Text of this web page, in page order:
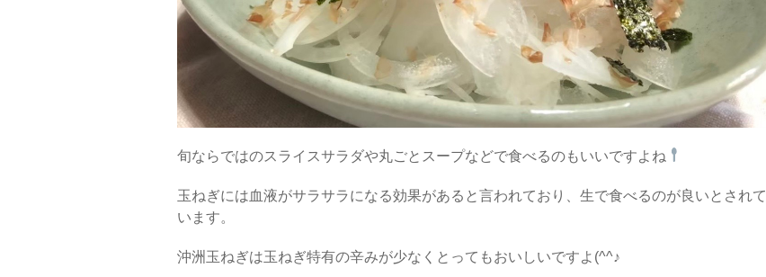
旬ならではのスライスサラダや丸ごとスープなどで食べるのもいいですよね
玉ねぎには血液がサラサラになる効果があると言われており、生で食べるのが良いとされて
います。
沖洲玉ねぎは玉ねぎ特有の辛みが少なくとってもおいしいですよ(^^♪